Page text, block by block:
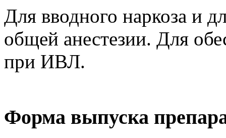
Для вводного наркоза и
общей анестезии. Для
при ИВЛ.
Форма выпуска